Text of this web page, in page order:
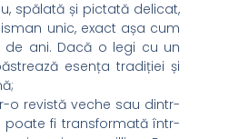
spălată și pictată delicat,
unic, exact așa cum
ani. Dacă o legi cu un
esența tradiției și
o revistă veche sau dintr-
fi transformată într-